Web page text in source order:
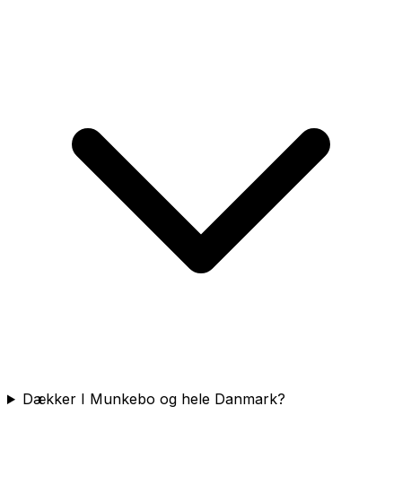
Dækker I Munkebo og hele Danmark?